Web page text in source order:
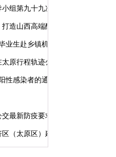
组第九十九次会议
造山西高端醋品牌
业生赴乡镇机关...
原行程轨迹公布
性感染者的通告
最新防疫要求！
（太原区）建设